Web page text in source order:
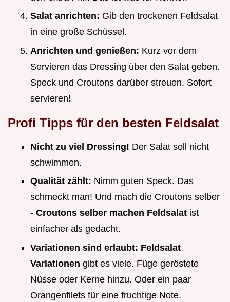
Salat anrichten: Gib den trockenen Feldsalat
in eine große Schüssel.
Anrichten und genießen: Kurz vor dem
Servieren das Dressing über den Salat geben.
Speck und Croutons darüber streuen. Sofort
servieren!
Profi Tipps für den besten Feldsalat
Nicht zu viel Dressing! Der Salat soll nicht
schwimmen.
Qualität zählt: Nimm guten Speck. Das
schmeckt man! Und mach die Croutons selber
- Croutons selber machen Feldsalat ist
einfacher als gedacht.
Variationen sind erlaubt: Feldsalat
Variationen gibt es viele. Füge geröstete
Nüsse oder Kerne hinzu. Oder ein paar
Orangenfilets für eine fruchtige Note.